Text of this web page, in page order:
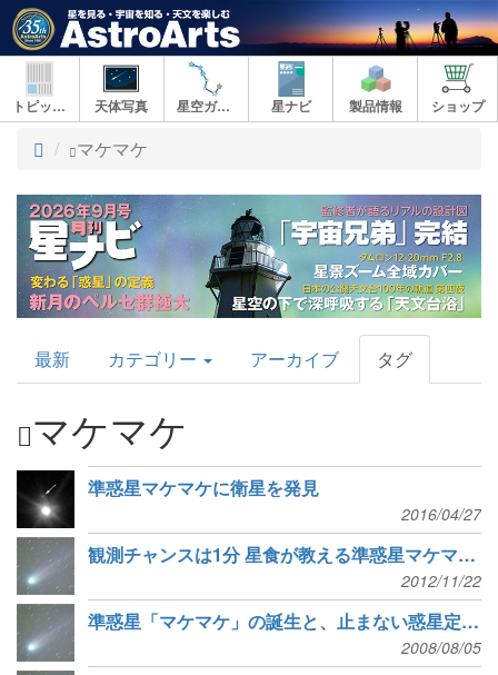
トピックス 天体写真 星空ガイド 星ナビ 製品情報 ショップ
ト
プ
マケマケ
AstroArts
Topics
最新 カテゴリー アーカイブ タグ
マケマケ
準惑星マケマケに衛星を発見
2016/04/27
観測チャンスは1分 星食が教える準惑星マケマケの姿
2012/11/22
準惑星「マケマケ」の誕生と、止まない惑星定義の議論
2008/08/05